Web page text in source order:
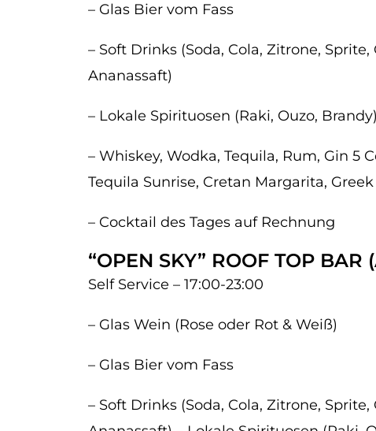
– Glas Bier vom Fass
– Soft Drinks (Soda, Cola, Zitrone,
Ananassaft)
– Lokale Spirituosen (Raki, Ouzo, Brandy)
– Whiskey, Wodka, Tequila, Rum, Gin 5
Tequila Sunrise, Cretan Margarita, Greek
– Cocktail des Tages auf Rechnung
“OPEN SKY” ROOF TOP
Self Service – 17:00-23:00
– Glas Wein (Rose oder Rot & Weiß)
– Glas Bier vom Fass
– Soft Drinks (Soda, Cola, Zitrone,